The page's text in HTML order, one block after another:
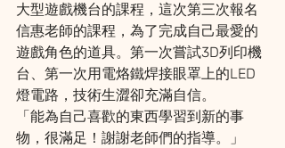
大型遊戲機台的課程，這次第三次報名
信惠老師的課程，為了完成自己最愛的
遊戲角色的道具。第一次嘗試3D列印機
台、第一次用電烙鐵焊接眼罩上的LED
燈電路，技術生澀卻充滿自信。
「能為自己喜歡的東西學習到新的事
物，很滿足！謝謝老師們的指導。」